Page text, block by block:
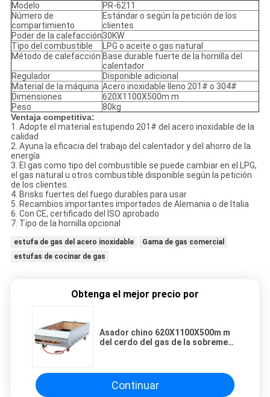
Modelo
PR-6211
Número de
compartimiento
Estándar o según la petición de los
clientes
Poder de la calefacción30KW
Tipo del combustible
LPG o aceite o gas natural
Método de calefacción Base durable fuerte de la hornilla del
calentador
Regulador
Disponible adicional
Material de la máquina Acero inoxidable lleno 201# o 304#
Dimensiones
620X1100X500m m
Peso
80kg
Ventaja competitiva:
1. Adopte el material estupendo 201# del acero inoxidable de la
calidad
2. Ayuna la eficacia del trabajo del calentador y del ahorro de la
energía
3. El gas como tipo del combustible se puede cambiar en el LPG,
el gas natural u otros combustible disponible según la petición
de los clientes.
4. Brisks fuertes del fuego durables para usar
5. Recambios importantes importados de Alemania o de Italia
6. Con CE, certificado del ISO aprobado
7. Tipo de la hornilla opcional
estufa de gas del acero inoxidable
Gama de gas comercial
estufas de cocinar de gas
Obtenga el mejor precio por
Asador chino 620X1100X500m m
del cerdo del gas de la sobremesa
Continuar